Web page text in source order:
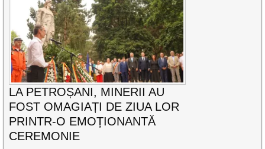
LA PETROȘANI, MINERII AU
FOST OMAGIAȚI DE ZIUA LOR
PRINTR-O EMOȚIONANTĂ
CEREMONIE